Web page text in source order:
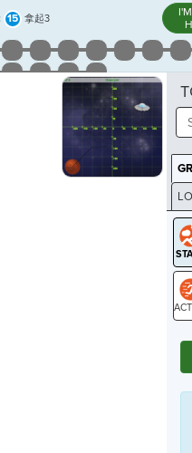
15 拿起3